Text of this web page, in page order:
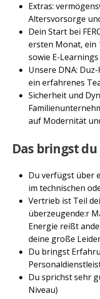
Extras:
Altersvorsorge
Dein Start bei
ersten Monat, ein
sowie E-Learnings
Unsere DNA:
ein erfahrenes
Sicherheit und
auf Modernität
Das bringst
Du verfügst über
im technischen
Vertrieb ist Teil
überzeugende:r
Energie reißt
deine große
Du bringst
Du sprichst sehr
Niveau)